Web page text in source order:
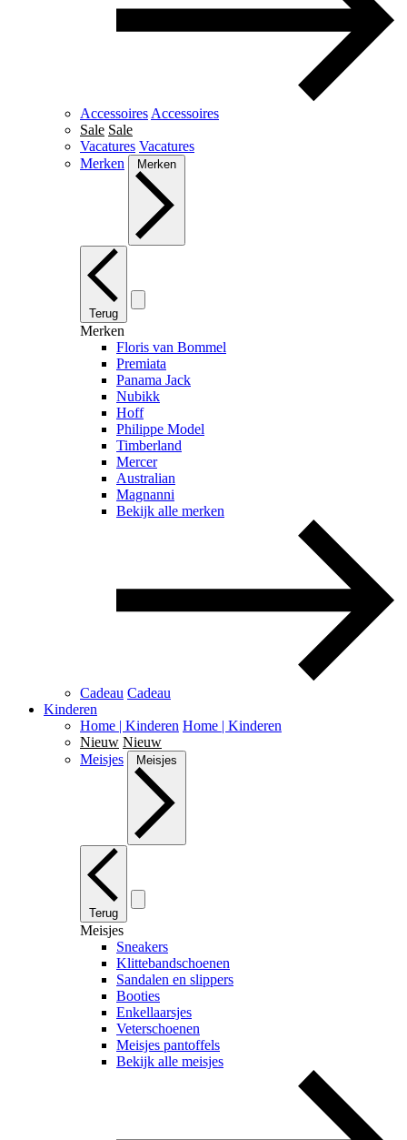
Accessoires Accessoires
Sale Sale
Vacatures Vacatures
Merken
Merken
Terug
Merken
Floris van Bommel
Premiata
Panama Jack
Nubikk
Hoff
Philippe Model
Timberland
Mercer
Australian
Magnanni
Bekijk alle merken
Cadeau Cadeau
Kinderen
Home | Kinderen Home | Kinderen
Nieuw Nieuw
Meisjes
Meisjes
Terug
Meisjes
Sneakers
Klittebandschoenen
Sandalen en slippers
Booties
Enkellaarsjes
Veterschoenen
Meisjes pantoffels
Bekijk alle meisjes